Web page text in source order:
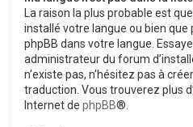
La raison la plus probable est
installé votre langue ou bien que
phpBB dans votre langue.
administrateur du forum
n’existe pas, n’hésitez pas à
traduction. Vous trouverez plus
Internet de phpBB®.